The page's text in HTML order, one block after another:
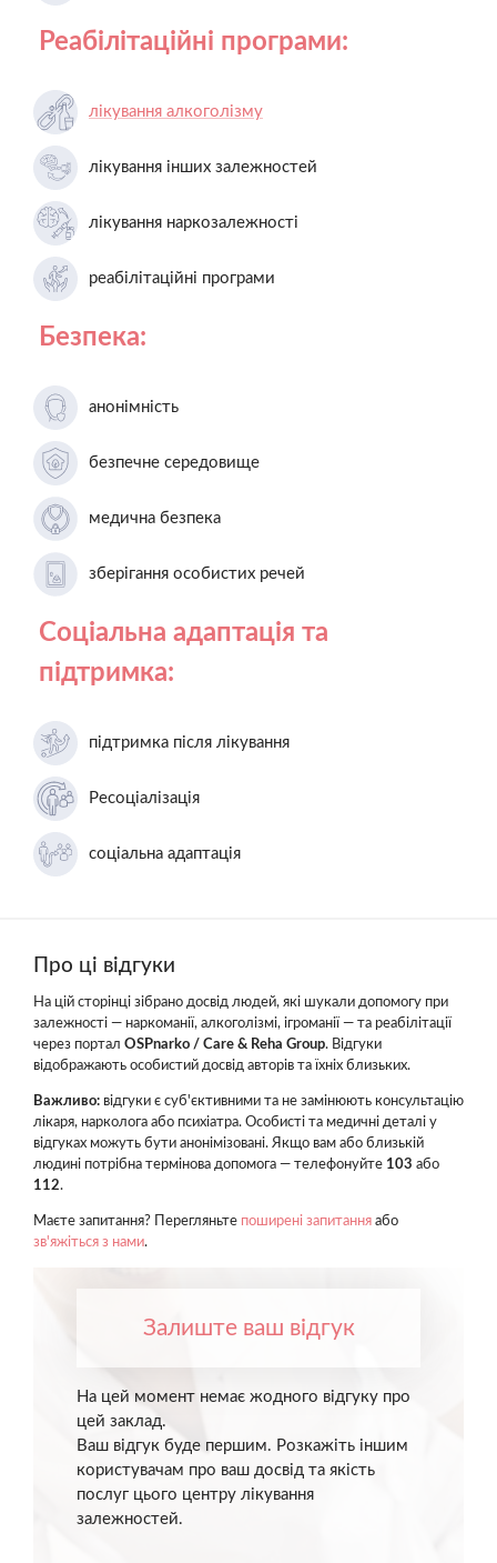
Реабілітаційні програми:
лікування алкоголізму
лікування інших залежностей
лікування наркозалежності
реабілітаційні програми
Безпека:
анонімність
безпечне середовище
медична безпека
зберігання особистих речей
Соціальна адаптація та
підтримка:
підтримка після лікування
Ресоціалізація
соціальна адаптація
Про ці відгуки
На цій сторінці зібрано досвід людей, які шукали допомогу при
залежності — наркоманії, алкоголізмі, ігроманії — та реабілітації
через портал OSPnarko / Care & Reha Group. Відгуки
відображають особистий досвід авторів та їхніх близьких.
Важливо: відгуки є суб'єктивними та не замінюють консультацію
лікаря, нарколога або психіатра. Особисті та медичні деталі у
відгуках можуть бути анонімізовані. Якщо вам або близькій
людині потрібна термінова допомога — телефонуйте 103 або
112.
Маєте запитання? Перегляньте поширені запитання або
зв'яжіться з нами.
Залиште ваш відгук
На цей момент немає жодного відгуку про
цей заклад.
Ваш відгук буде першим. Розкажіть іншим
користувачам про ваш досвід та якість
послуг цього центру лікування
залежностей.